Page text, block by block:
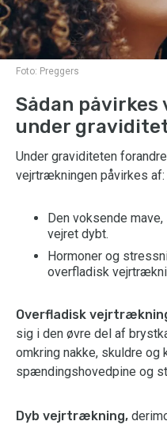
Foto: Preggers
Sådan
under
Under graviditeten
vejrtrækningen påvirkes af:
Den voksende
vejret dybt.
Hormoner og
overfladisk
Overfladisk
sig i den øvre del af
omkring nakke, skuldre og
spændingshovedpine og
Dyb vejrtrækning,